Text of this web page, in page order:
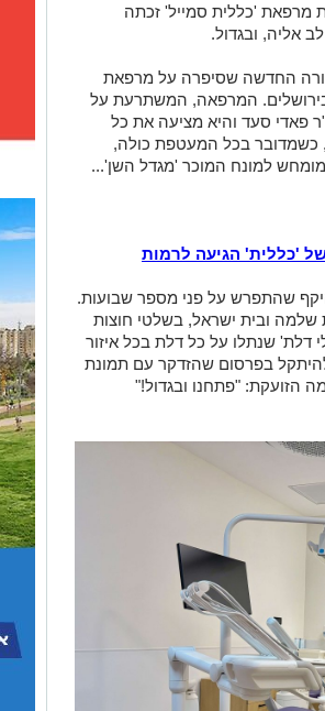
'כללית סמייל' זכתה
אליה, ובגדול.
החדשה שסיפרה על מרפאת
המרפאה, המשתרעת על
על ידי ד"ר פאדי סעד והיא מציעה את כל
כשמדובר בכל המעטפת כולה,
למונח המוכר 'מגדל השן'...
'כללית' הגיעה לרמות
שהתפרש על פני מספר שבועות.
שלמה ובית ישראל, בשלטי חוצות
דלת' שנתלו על כל דלת בכל איזור
בפרסום שהזדקר עם תמונת
הזועקת: "פתחנו ובגדול!"